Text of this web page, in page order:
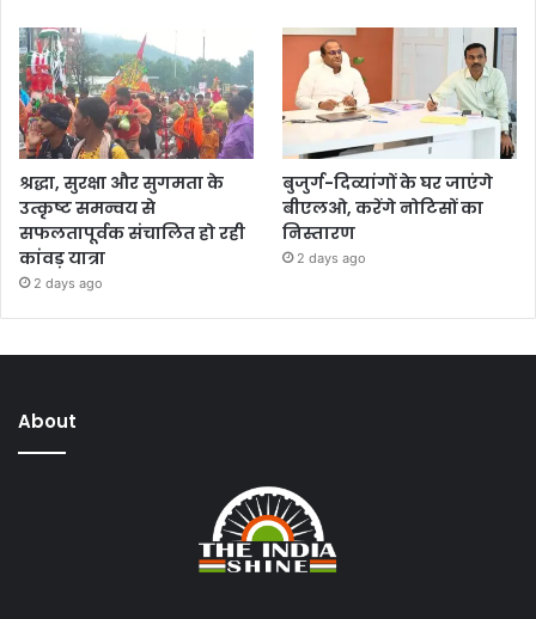
श्रद्धा, सुरक्षा और सुगमता के
उत्कृष्ट समन्वय से
सफलतापूर्वक संचालित हो रही
कांवड़ यात्रा
2 days ago
बुजुर्ग-दिव्यांगों के घर जाएंगे
बीएलओ, करेंगे नोटिसों का
निस्तारण
2 days ago
About